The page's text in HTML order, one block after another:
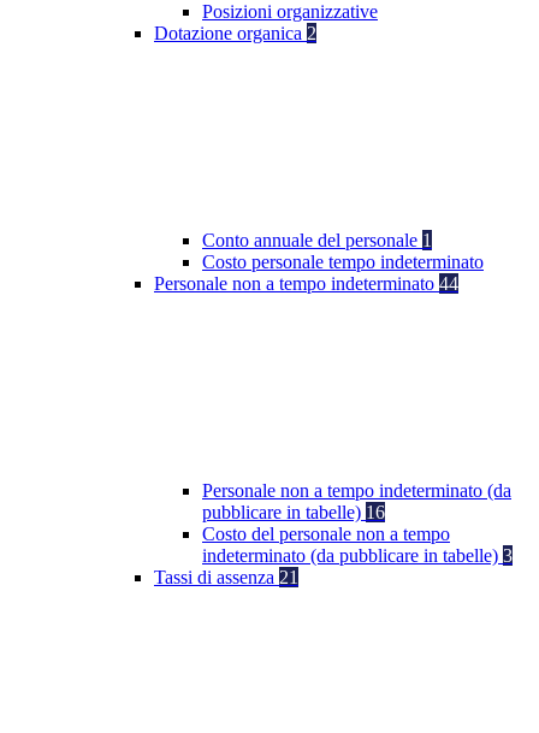
Posizioni organizzative
Dotazione organica 2
Conto annuale del personale 1
Costo personale tempo indeterminato
Personale non a tempo indeterminato 44
Personale non a tempo indeterminato (da
pubblicare in tabelle) 16
Costo del personale non a tempo
indeterminato (da pubblicare in tabelle) 3
Tassi di assenza 21